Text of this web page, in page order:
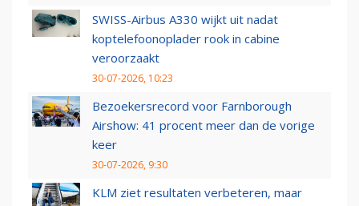
SWISS-Airbus A330 wijkt uit nadat
koptelefoonoplader rook in cabine
veroorzaakt
30-07-2026, 10:23
Bezoekersrecord voor Farnborough
Airshow: 41 procent meer dan de vorige
keer
30-07-2026, 9:30
KLM ziet resultaten verbeteren, maar